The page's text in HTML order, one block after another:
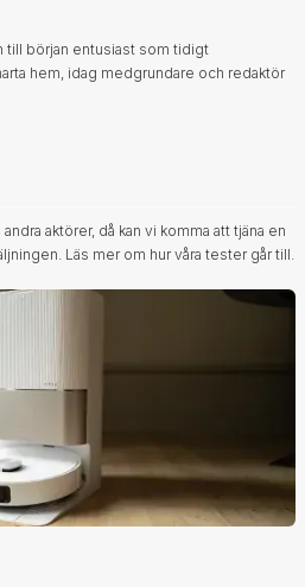
till början entusiast som tidigt
hem, idag medgrundare och redaktör
aktörer, då kan vi komma att tjäna en
Läs mer om hur våra tester går till.